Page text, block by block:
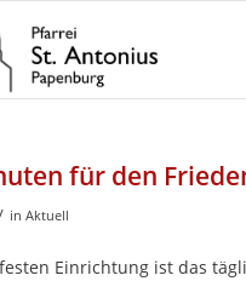
für den
in Aktuell
Einrichtung ist das